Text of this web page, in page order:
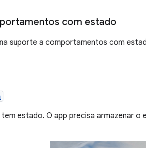
com estado
suporte a comportamentos com
estado. O app precisa armazenar